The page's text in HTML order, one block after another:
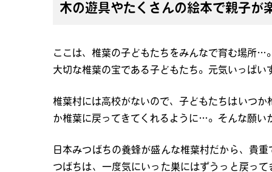
木の遊具やたくさんの絵本で親子が
ここは、椎葉の子どもたちをみんなで育む場所…
大切な椎葉の宝である子どもたち。元気いっぱ
椎葉村には高校がないので、子どもたちはいつ
か椎葉に戻ってきてくれるように…。そんな願い
日本みつばちの養蜂が盛んな椎葉村だから、貴
つばちは、一度気にいった巣にはずうっと戻っ